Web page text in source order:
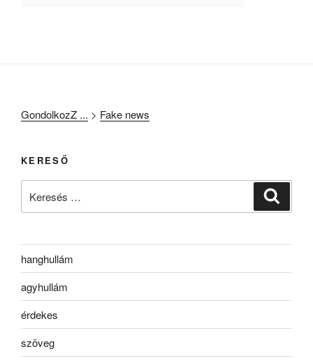
GondolkozZ ... > Fake news
KERESŐ
hanghullám
agyhullám
érdekes
szöveg